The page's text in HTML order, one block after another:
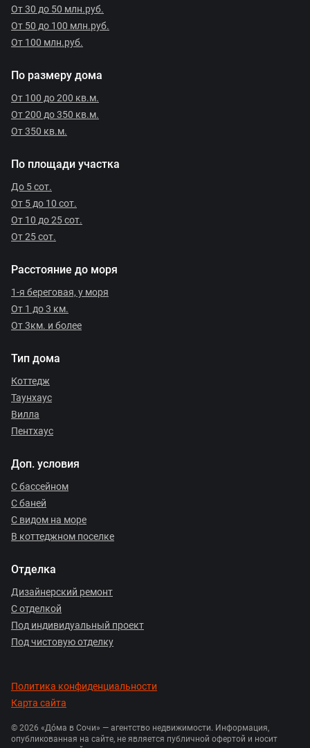
От 30 до 50 млн.руб.
От 50 до 100 млн.руб.
От 100 млн.руб.
По размеру дома
От 100 до 200 кв.м.
От 200 до 350 кв.м.
От 350 кв.м.
По площади участка
До 5 сот.
От 5 до 10 сот.
От 10 до 25 сот.
От 25 сот.
Расстояние до моря
1-я береговая, у моря
От 1 до 3 км.
От 3км. и более
Тип дома
Коттедж
Таунхаус
Вилла
Пентхаус
Доп. условия
С бассейном
С баней
С видом на море
В коттеджном поселке
Отделка
Дизайнерский ремонт
С отделкой
Под индивидуальный проект
Под чистовую отделку
Политика конфиденциальности
Карта сайта
© 2026 «Дóма в Сочи» — агентство недвижимости. Информация,
опубликованная на сайте, не является публичной офертой и носит